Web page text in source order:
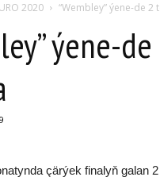
2020 “Wembley” ýene-de
ýene-
çärýek finalyň galan